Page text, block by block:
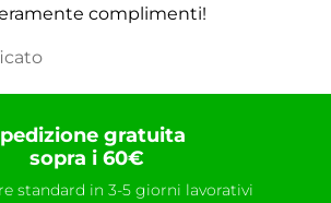
complimenti!
gratuita
sopra i 60€
standard in 3-5 giorni lavorativi